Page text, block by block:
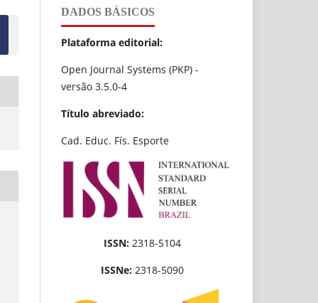
DADOS BÁSICOS
Plataforma editorial:
Open Journal Systems (PKP) -
versão 3.5.0-4
Título abreviado:
Cad. Educ. Fís. Esporte
ISSN: 2318-5104
ISSNe: 2318-5090